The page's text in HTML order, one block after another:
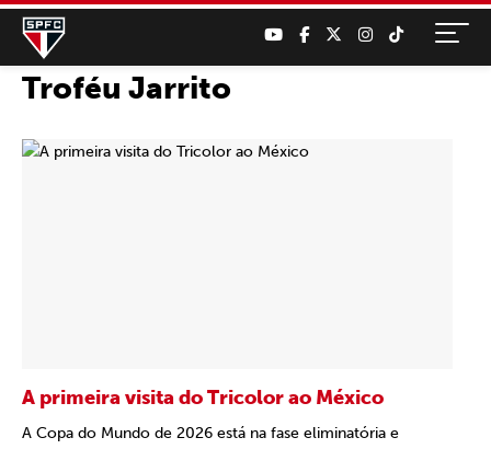
Troféu Jarrito
A primeira visita do Tricolor ao México
A Copa do Mundo de 2026 está na fase eliminatória e